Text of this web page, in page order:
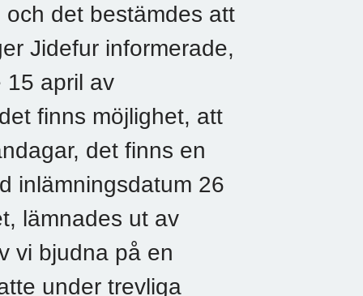
det bestämdes att
Jidefur informerade,
15 april av
finns möjlighet, att
det finns en
inlämningsdatum 26
lämnades ut av
vi bjudna på en
under trevliga